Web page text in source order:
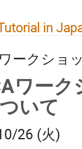
in
ークショ
ワー
いて
26 (火)